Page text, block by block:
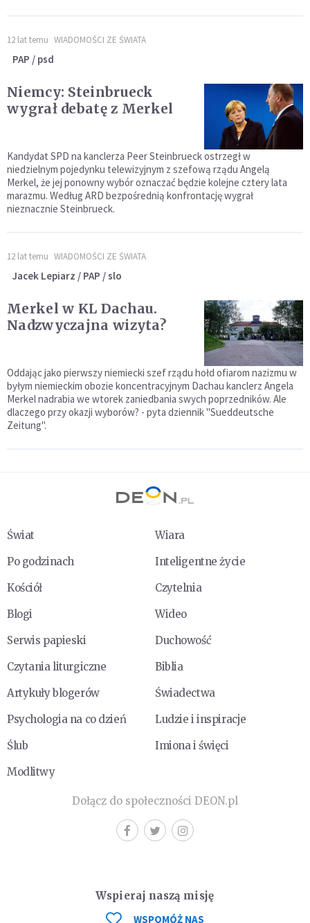
12 lat temu WIADOMOŚCI ZE ŚWIATA
PAP / psd
Niemcy: Steinbrueck
wygrał debatę z Merkel
Kandydat SPD na kanclerza Peer Steinbrueck ostrzegł w
niedzielnym pojedynku telewizyjnym z szefową rządu Angelą
Merkel, że jej ponowny wybór oznaczać będzie kolejne cztery lata
marazmu. Według ARD bezpośrednią konfrontację wygrał
nieznacznie Steinbrueck.
12 lat temu WIADOMOŚCI ZE ŚWIATA
Jacek Lepiarz / PAP / slo
Merkel w KL Dachau.
Nadzwyczajna wizyta?
Oddając jako pierwszy niemiecki szef rządu hołd ofiarom nazizmu w
byłym niemieckim obozie koncentracyjnym Dachau kanclerz Angela
Merkel nadrabia we wtorek zaniedbania swych poprzedników. Ale
dlaczego przy okazji wyborów? - pyta dziennik "Sueddeutsche
Zeitung".
Świat
Wiara
Po godzinach
Inteligentne życie
Kościół
Czytelnia
Blogi
Wideo
Serwis papieski
Duchowość
Czytania liturgiczne
Biblia
Artykuły blogerów
Świadectwa
Psychologia na co dzień
Ludzie i inspiracje
Ślub
Imiona i święci
Modlitwy
Dołącz do społeczności DEON.pl
Wspieraj naszą misję
WSPOMÓŻ NAS